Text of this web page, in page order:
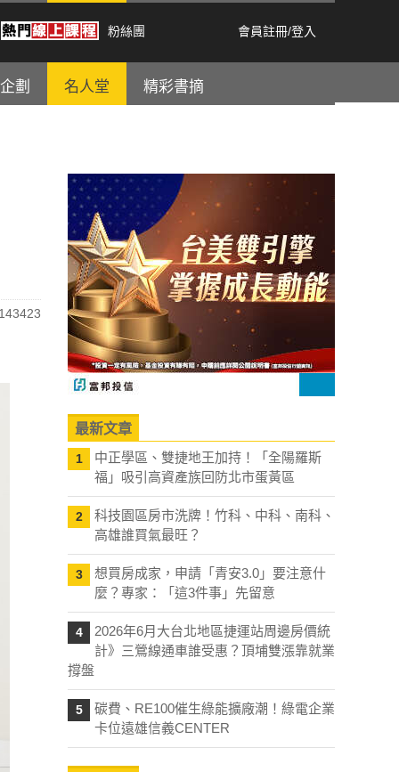
粉絲團 會員註冊/登入
劃 名人堂 精彩書摘
最新文章
1
中正學區、雙捷地王加持！「全陽羅斯
福」吸引高資產族回防北市蛋黃區
2
科技園區房市洗牌！竹科、中科、南科、
高雄誰買氣最旺？
3
想買房成家，申請「青安3.0」要注意什
麼？專家：「這3件事」先留意
4
2026年6月大台北地區捷運站周邊房價統
計》三鶯線通車誰受惠？頂埔雙漲靠就業
撐盤
5
碳費、RE100催生綠能擴廠潮！綠電企業
卡位遠雄信義CENTER